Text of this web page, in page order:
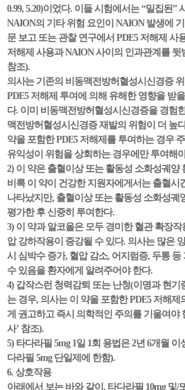
0.99, 5.20)이었다. 이들 시험에서는 “밀집된”
NAION의 기타 위험 요인이 NAION 발생에
문 보고 또는 관찰 연구에서 PDE5 저해제 사
저해제 사용과 NAION 사이의 인과관계를
참조).
의사는 기존의 비동맥전방허혈성시신경증
PDE5 저해제 투여에 의해 유해한 영향을 받
다. 이미 비동맥전방허혈성시신경증을 경험
맥전방허혈성시신경증 재발의 위험이 더 높
약을 포함한 PDE5 저해제를 투여하는 경우
유익성이 위험을 상회하는 경우에만 투여해
2) 이 약은 출혈이상 또는 활동성 소화성궤양
비록 이 약이 건강한 지원자에게서는 출혈시
나타났지만, 출혈이상 또는 활동성 소화성궤
평가한 후 신중히 투여한다.
3) 이 약과 알코올은 모두 경미한 혈관 확장
압 강하작용이 증강될 수 있다. 의사는 많은
시 심박수 증가, 혈압 감소, 어지럼증, 두통
수 있음을 환자에게 알려주어야 한다.
4) 갑작스런 청력감퇴 또는 난청(이명과 현기
는 경우, 의사는 이 약을 포함한 PDE5 저해제
게 권고하고 즉시 의학적인 주의를 기울여야
사’ 참조).
5) 타다라필 5mg 1일 1회 용법은 2년 6개월
다라필 5mg 단일제에 한함).
6. 상호작용
아래에서 보는 바와 같이, 타다라필 10mg 및/